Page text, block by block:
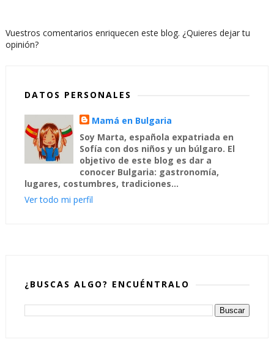
Vuestros comentarios enriquecen este blog. ¿Quieres dejar tu
opinión?
DATOS PERSONALES
Mamá en Bulgaria
Soy Marta, española expatriada en
Sofía con dos niños y un búlgaro. El
objetivo de este blog es dar a
conocer Bulgaria: gastronomía,
lugares, costumbres, tradiciones...
Ver todo mi perfil
¿BUSCAS ALGO? ENCUÉNTRALO